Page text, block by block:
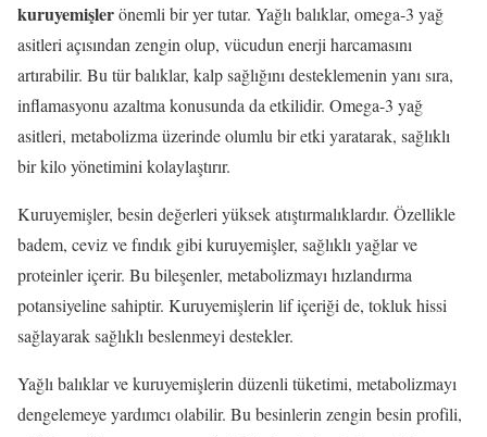
kuruyemişlerönemli bir yer tutar. Yağlı balıklar, omega-3 yağ
asitleri açısından zengin olup, vücudun enerji harcamasını
artırabilir. Bu tür balıklar, kalp sağlığını desteklemenin yanı sıra,
inflamasyonu azaltma konusunda da etkilidir. Omega-3 yağ
asitleri, metabolizma üzerinde olumlu bir etki yaratarak, sağlıklı
bir kilo yönetimini kolaylaştırır.
Kuruyemişler, besin değerleri yüksek atıştırmalıklardır. Özellikle
badem, ceviz ve fındık gibi kuruyemişler, sağlıklı yağlar ve
proteinler içerir. Bu bileşenler, metabolizmayı hızlandırma
potansiyeline sahiptir. Kuruyemişlerin lif içeriği de, tokluk hissi
sağlayarak sağlıklı beslenmeyi destekler.
Yağlı balıklar ve kuruyemişlerin düzenli tüketimi, metabolizmayı
dengelemeye yardımcı olabilir. Bu besinlerin zengin besin profili,